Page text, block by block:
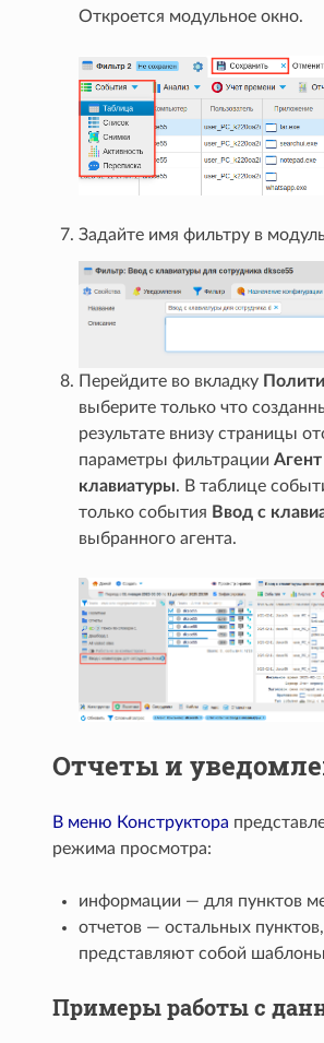
Откроется модульное окно.
Задайте имя фильтру в
Перейдите во вкладку
выберите только что
результате внизу страницы
параметры фильтрацииАгент
клавиатуры. В таблице
только события Ввод с
выбранного агента.
Отчеты и
В меню Конструктора
режима просмотра:
информации — для пунктов
отчетов — остальных
представляют собой
Примеры работы с